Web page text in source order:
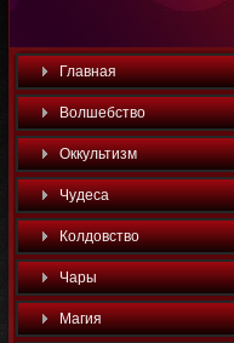
Главная
Волшебство
Оккультизм
Чудеса
Колдовство
Чары
Магия